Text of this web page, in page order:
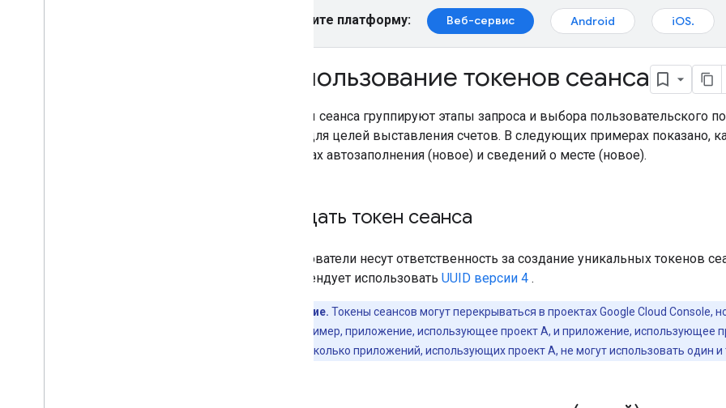
Выберите платформу: Веб-сервис Android iOS.
Использование токенов сеанса
Токены сеанса группируют этапы запроса и выбора пользовательского
сеанс для целей выставления счетов. В следующих примерах показано,
вызовах автозаполнения (новое) и сведений о месте (новое).
Создать токен сеанса
Пользователи несут ответственность за создание уникальных токенов
рекомендует использовать UUID версии 4 .
Примечание. Токены сеансов могут перекрываться в проектах Google Cloud
проекта. Например, приложение, использующее проект A, и приложение, использующее
сеанса, но несколько приложений, использующих проект A, не могут использовать один